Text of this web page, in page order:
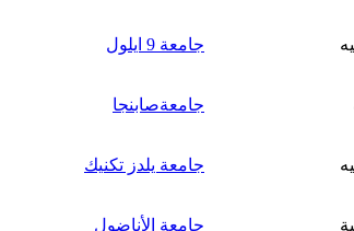
جامعة 9 ايلول
جامعةصابنجا
جامعة يلدز تكنيك
جامعة الأناضول